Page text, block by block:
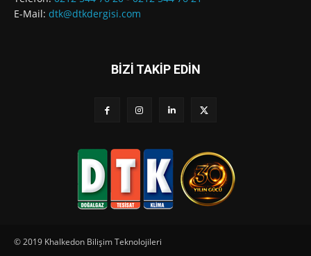
E-Mail: dtk@dtkdergisi.com
BİZİ TAKİP EDİN
© 2019 Khalkedon Bilişim Teknolojileri